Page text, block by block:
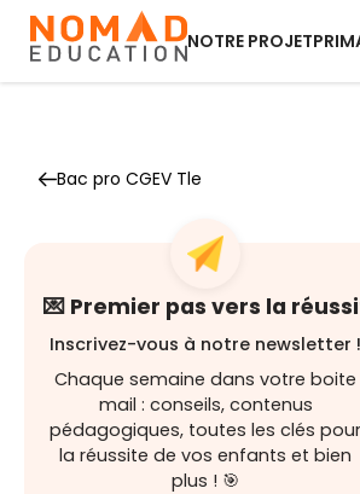
NOTRE PROJET
Bac pro CGEV Tle
💌 Premier pas vers la
Inscrivez-vous à notre newsletter !
Chaque semaine dans votre boite
mail : conseils, contenus
pédagogiques, toutes les clés pour
la réussite de vos enfants et bien
plus ! 🎯